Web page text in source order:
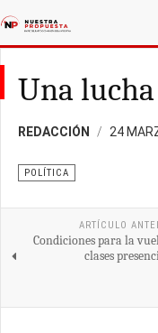
Una
REDACCIÓN 24
POLÍTICA
ARTÍCULO
Condiciones para la
clases